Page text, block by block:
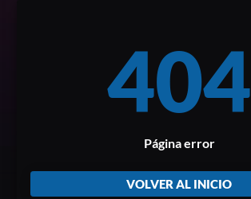
404
Página error
VOLVER AL INICIO